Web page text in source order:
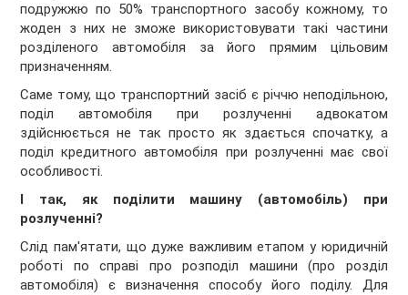
подружжю по 50% транспортного засобу кожному, то
жоден з них не зможе використовувати такі частини
розділеного автомобіля за його прямим цільовим
призначенням.
Саме тому, що транспортний засіб є річчю неподільною,
поділ автомобіля при розлученні адвокатом
здійснюється не так просто як здається спочатку, а
поділ кредитного автомобіля при розлученні має свої
особливості.
І так, як поділити машину (автомобіль) при
розлученні?
Слід пам'ятати, що дуже важливим етапом у юридичній
роботі по справі про розподіл машини (про розділ
автомобіля) є визначення способу його поділу. Для